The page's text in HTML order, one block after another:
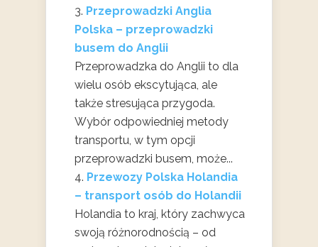
Przeprowadzki Anglia
Polska – przeprowadzki
busem do Anglii
Przeprowadzka do Anglii to dla
wielu osób ekscytująca, ale
także stresująca przygoda.
Wybór odpowiedniej metody
transportu, w tym opcji
przeprowadzki busem, może...
Przewozy Polska Holandia
– transport osób do Holandii
Holandia to kraj, który zachwyca
swoją różnorodnością – od